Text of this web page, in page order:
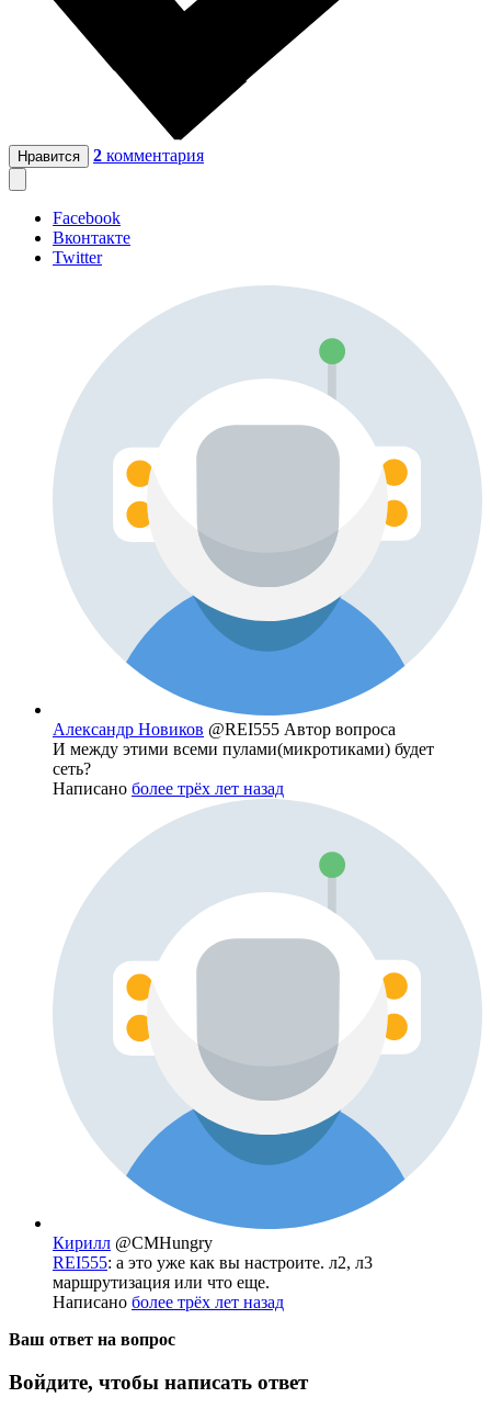
Нравится 2 комментария
Facebook
Вконтакте
Twitter
Александр Новиков @REI555 Автор вопроса
И между этими всеми пулами(микротиками) будет
сеть?
Написано более трёх лет назад
Кирилл @CMHungry
REI555: а это уже как вы настроите. л2, л3
маршрутизация или что еще.
Написано более трёх лет назад
Ваш ответ на вопрос
Войдите, чтобы написать ответ